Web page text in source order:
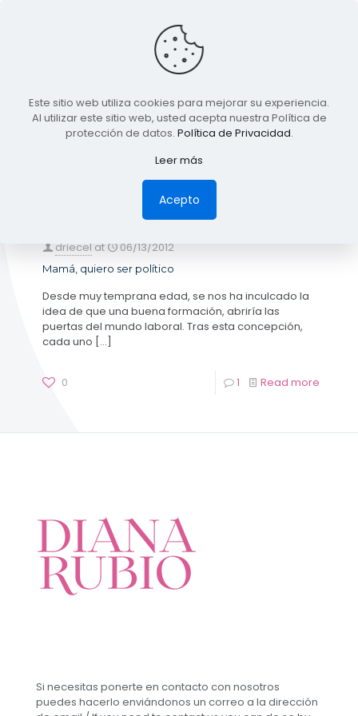
BLOG
TODA LA INFORMACIÓN
Tags Authors
driecel at 06/13/2012
Mamá, quiero ser político
Desde muy temprana edad, se nos ha inculcado la
idea de que una buena formación, abriría las
puertas del mundo laboral. Tras esta concepción,
cada uno […]
0 1 Read more
Si necesitas ponerte en contacto con nosotros
puedes hacerlo enviándonos un correo a la dirección
Este sitio web utiliza cookies para mejorar su experiencia.
Al utilizar este sitio web, usted acepta nuestra Política de
protección de datos. Política de Privacidad.
Leer más
Acepto